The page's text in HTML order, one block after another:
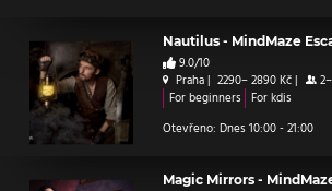
Nautilus - MindMaze
9.0/10
Praha| 2290– 2890 Kč|
For beginners For kdis
Otevřeno: Dnes 10:00 - 21:00
Magic Mirrors -